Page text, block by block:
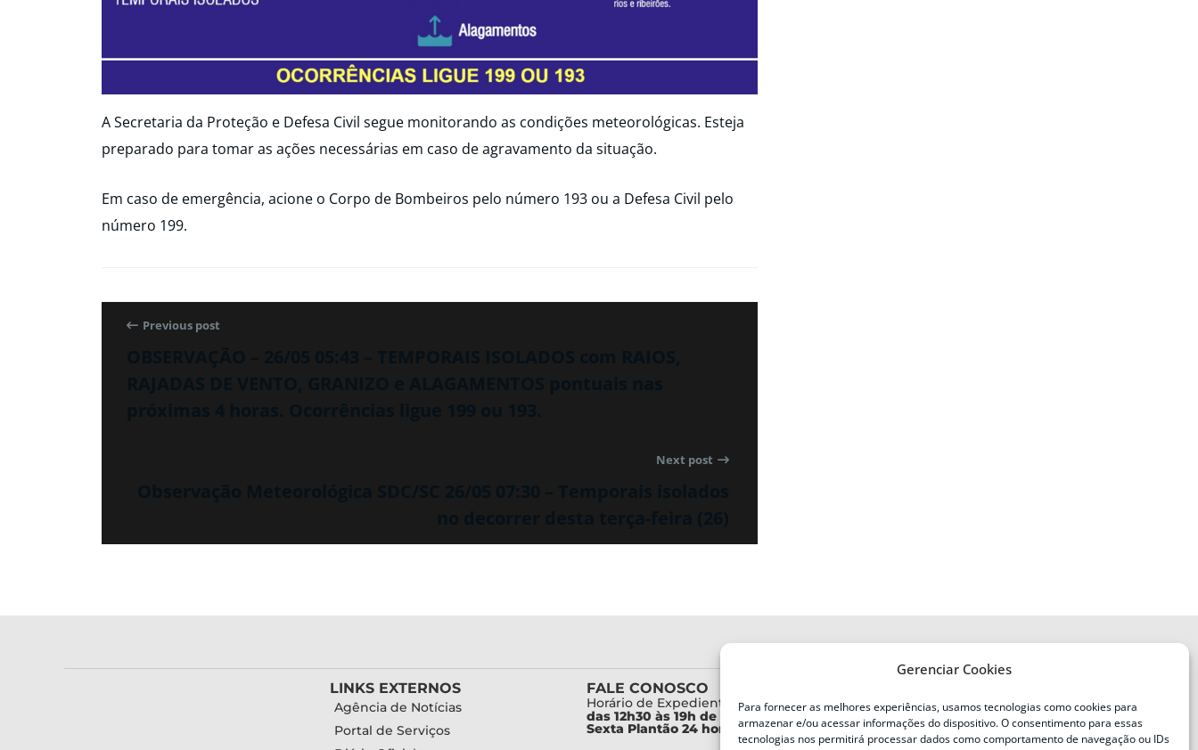
Gerenciar Cookies
Para fornecer as melhores experiências, usamos tecnologias como cookies para
armazenar e/ou acessar informações do dispositivo. O consentimento para essas
tecnologias nos permitirá processar dados como comportamento de navegação ou IDs
A Secretaria da Proteção e Defesa Civil segue monitorando as condições meteorológicas. Esteja
preparado para tomar as ações necessárias em caso de agravamento da situação.
Em caso de emergência, acione o Corpo de Bombeiros pelo número 193 ou a Defesa Civil pelo
número 199.
Previous post
Next post
LINKS EXTERNOS
Agência de Notícias
Portal de Serviços
FALE CONOSCO
Horário de Expediente:
das 12h30 às 19h de Segunda a
Sexta Plantão 24 horas diariamente
Defesa Civil do Estado de Santa
Catarina
Av. Ivo Silveira, nº 2320